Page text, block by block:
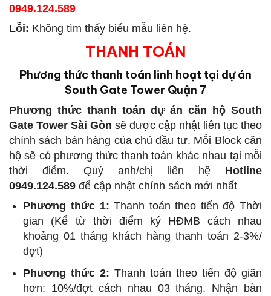
0949.124.589
Lỗi: Không tìm thấy biểu mẫu liên hệ.
THANH TOÁN
Phương thức thanh toán linh hoạt tại dự án
South Gate Tower Quận 7
Phương thức thanh toán dự án căn hộ South
Gate Tower Sài Gòn sẽ được cập nhật liên tục theo
chính sách bán hàng của chủ đầu tư. Mỗi Block căn
hộ sẽ có phương thức thanh toán khác nhau tại mỗi
thời điểm. Quý anh/chị liên hệ Hotline
0949.124.589 để cập nhật chính sách mới nhất
Phương thức 1:Thanh toán theo tiến độ Thời
gian (Kể từ thời điểm ký HĐMB cách nhau
khoảng 01 tháng khách hàng thanh toán 2-3%/
đợt)
Phương thức 2: Thanh toán theo tiến độ giãn
hơn: 10%/đợt cách nhau 03 tháng. Nhận bàn